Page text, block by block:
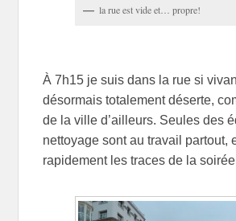
la rue est vide et… propre!
À 7h15 je suis dans la rue si
désormais totalement déserte,
de la ville d’ailleurs. Seules des
nettoyage sont au travail partout,
rapidement les traces de la soirée